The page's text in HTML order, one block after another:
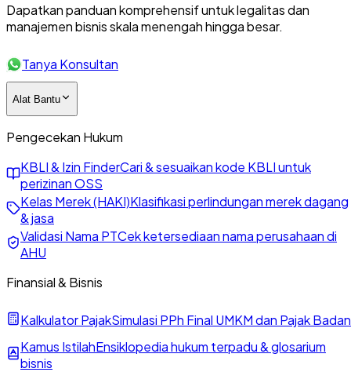
Dapatkan panduan komprehensif untuk legalitas dan
manajemen bisnis skala menengah hingga besar.
Tanya Konsultan
Alat Bantu
Pengecekan Hukum
KBLI & Izin FinderCari & sesuaikan kode KBLI untuk
perizinan OSS
Kelas Merek (HAKI)Klasifikasi perlindungan merek dagang
& jasa
Validasi Nama PTCek ketersediaan nama perusahaan di
AHU
Finansial & Bisnis
Kalkulator PajakSimulasi PPh Final UMKM dan Pajak Badan
Kamus IstilahEnsiklopedia hukum terpadu & glosarium
bisnis